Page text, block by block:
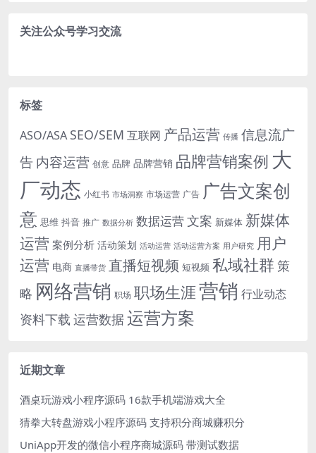
关注公众号学习交流
标签
ASO/ASA SEO/SEM 互联网 产品运营 传播 信息流广
告 内容运营 创意 品牌 品牌营销 品牌营销案例 大
厂动态 小红书 市场洞察 市场运营 广告 广告文案创
意 思维 抖音 推广 数据分析 数据运营文案 新媒体 新媒体
运营 案例分析 活动策划 活动运营 活动运营方案 用户研究 用户
运营 电商 直播带货 直播短视频 短视频 私域社群 策
略 网络营销 职场 职场生涯营销 行业动态
资料下载 运营数据运营方案
近期文章
酒桌玩游戏小程序源码 16款手机端游戏大全
猜拳大转盘游戏小程序源码 支持积分商城赚积分
UniApp开发的微信小程序商城源码 带测试数据